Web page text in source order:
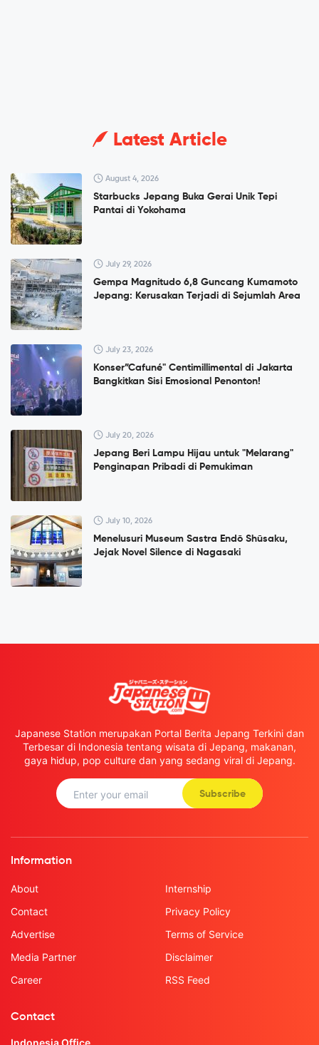
Latest Article
August 4, 2026
Starbucks Jepang Buka Gerai Unik Tepi
Pantai di Yokohama
July 29, 2026
Gempa Magnitudo 6,8 Guncang Kumamoto
Jepang: Kerusakan Terjadi di Sejumlah Area
July 23, 2026
Konser”Cafuné" Centimillimental di Jakarta
Bangkitkan Sisi Emosional Penonton!
July 20, 2026
Jepang Beri Lampu Hijau untuk "Melarang"
Penginapan Pribadi di Pemukiman
July 10, 2026
Menelusuri Museum Sastra Endō Shūsaku,
Jejak Novel Silence di Nagasaki
Japanese Station merupakan Portal Berita Jepang Terkini dan
Terbesar di Indonesia tentang wisata di Jepang, makanan,
gaya hidup, pop culture dan yang sedang viral di Jepang.
Subscribe
Information
About
Contact
Advertise
Media Partner
Career
Internship
Privacy Policy
Terms of Service
Disclaimer
RSS Feed
Contact